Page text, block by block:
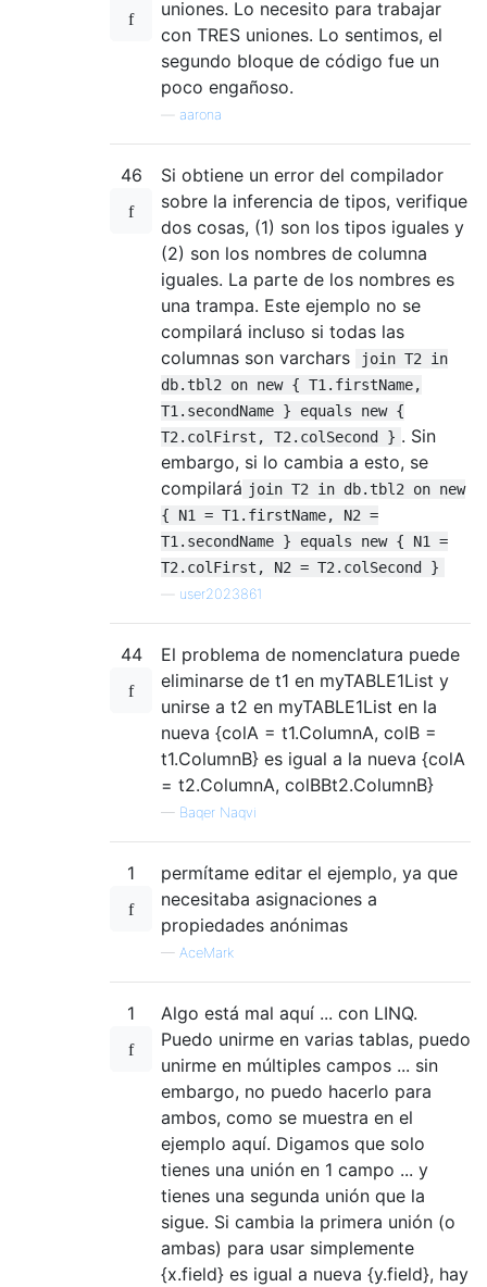
uniones. Lo necesito para trabajar
con TRES uniones. Lo sentimos, el
segundo bloque de código fue un
poco engañoso.
aarona
46
Si obtiene un error del compilador
sobre la inferencia de tipos, verifique
dos cosas, (1) son los tipos iguales y
(2) son los nombres de columna
iguales. La parte de los nombres es
una trampa. Este ejemplo no se
compilará incluso si todas las
columnas son varchars
join T2 in
db.tbl2 on new { T1.firstName,
T1.secondName } equals new {
T2.colFirst, T2.colSecond } . Sin
embargo, si lo cambia a esto, se
compilará join T2 in db.tbl2 on new
{ N1 = T1.firstName, N2 =
T1.secondName } equals new { N1 =
T2.colFirst, N2 = T2.colSecond }
user2023861
44
El problema de nomenclatura puede
eliminarse de t1 en myTABLE1List y
unirse a t2 en myTABLE1List en la
nueva {colA = t1.ColumnA, colB =
t1.ColumnB} es igual a la nueva {colA
= t2.ColumnA, colBBt2.ColumnB}
— Baqer Naqvi
1
permítame editar el ejemplo, ya que
necesitaba asignaciones a
propiedades anónimas
— AceMark
1
Algo está mal aquí ... con LINQ.
Puedo unirme en varias tablas, puedo
unirme en múltiples campos ... sin
embargo, no puedo hacerlo para
ambos, como se muestra en el
ejemplo aquí. Digamos que solo
tienes una unión en 1 campo ... y
tienes una segunda unión que la
sigue. Si cambia la primera unión (o
ambas) para usar simplemente
{x.field} es igual a nueva {y.field}, hay